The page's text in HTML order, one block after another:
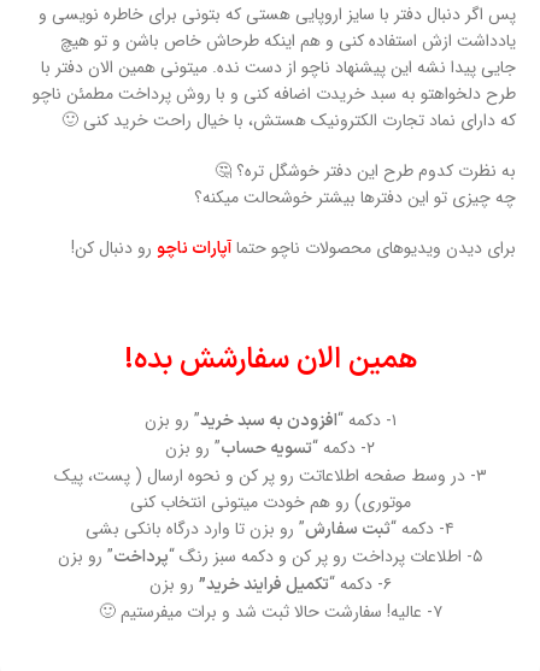
پس اگر دنبال دفتر با سایز اروپایی هستی که بتونی برای خاطره نویسی و
یادداشت ازش استفاده کنی و هم اینکه طرحاش خاص باشن و تو هیچ
جایی پیدا نشه این پیشنهاد ناچو از دست نده. میتونی همین الان دفتر با
طرح دلخواهتو به سبد خریدت اضافه کنی و با روش پرداخت مطمئن ناچو
که دارای نماد تجارت الکترونیک هستش، با خیال راحت خرید کنی 🙂
به نظرت کدوم طرح این دفتر خوشگل تره؟ 🤔
چه چیزی تو این دفترها بیشتر خوشحالت میکنه؟
برای دیدن ویدیوهای محصولات ناچو حتماآپارات ناچو رو دنبال کن!
همین الان سفارشش بده!
۱- دکمه “ افزودن به سبد خرید” رو بزن
۲- دکمه “
تسویه حساب” رو بزن
۳- در وسط صفحه اطلاعاتت رو پر کن و نحوه ارسال ( پست، پیک
موتوری) رو هم خودت میتونی انتخاب کنی
۴- دکمه “
ثبت سفارش” رو بزن تا وارد درگاه بانکی بشی
۵- اطلاعات پرداخت رو پر کن و دکمه سبز رنگ “
پرداخت” رو بزن
۶- دکمه “
تکمیل فرایند خرید” رو بزن
۷- عالیه! سفارشت حالا ثبت شد و برات میفرستیم 🙂